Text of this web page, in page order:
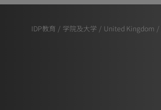
IDP教育 / 学院及大学 / United Kingdom /